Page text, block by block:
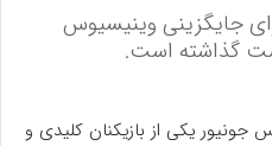
جایگزینی وینیسیوس
گذاشته است.
جونیور یکی از بازیکنان کلیدی و